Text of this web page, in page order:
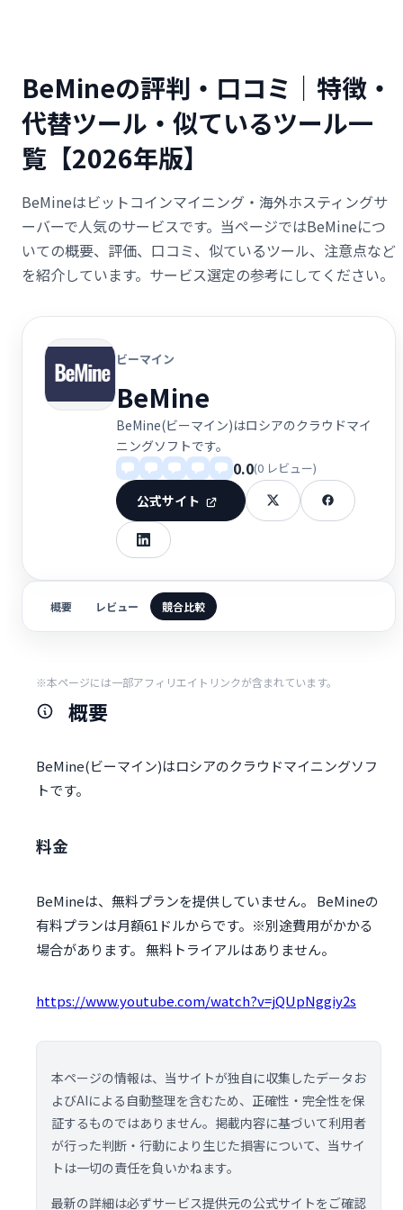
BeMineの評判・口コミ｜特徴・
代替ツール・似ているツール一
覧【2026年版】
BeMineはビットコインマイニング・海外ホスティングサ
ーバーで人気のサービスです。当ページではBeMineにつ
いての概要、評価、口コミ、似ているツール、注意点など
を紹介しています。サービス選定の参考にしてください。
ビーマイン
BeMine
BeMine(ビーマイン)はロシアのクラウドマイ
ニングソフトです。
0.0(0 レビュー)
公式サイト
概要 レビュー 競合比較
※本ページには一部アフィリエイトリンクが含まれています。
概要
BeMine(ビーマイン)はロシアのクラウドマイニングソフ
トです。
料金
BeMineは、無料プランを提供していません。 BeMineの
有料プランは月額61ドルからです。※別途費用がかかる
場合があります。 無料トライアルはありません。
https://www.youtube.com/watch?v=jQUpNggiy2s
本ページの情報は、当サイトが独自に収集したデータお
よびAIによる自動整理を含むため、正確性・完全性を保
証するものではありません。掲載内容に基づいて利用者
が行った判断・行動により生じた損害について、当サイ
トは一切の責任を負いかねます。
最新の詳細は必ずサービス提供元の公式サイトをご確認